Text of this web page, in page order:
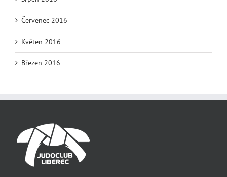
Červenec 2016
Květen 2016
Březen 2016